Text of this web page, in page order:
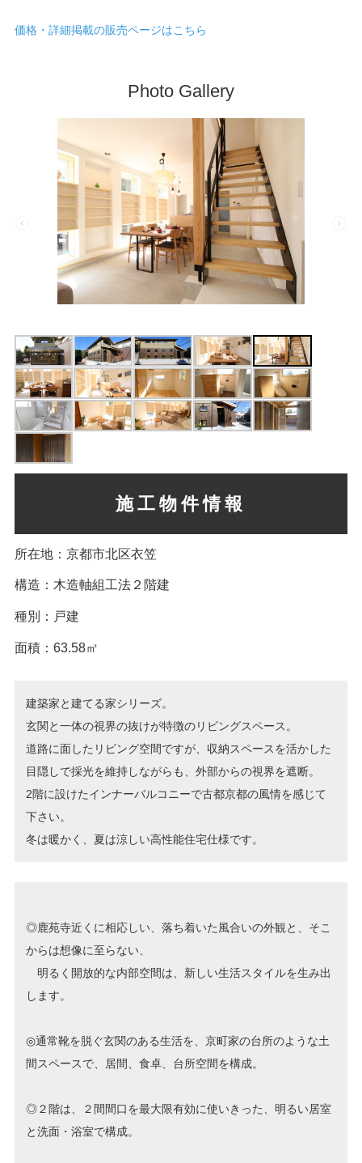
価格・詳細掲載の販売ページはこちら
Photo Gallery
施工物件情報
所在地：京都市北区衣笠
構造：木造軸組工法２階建
種別：戸建
面積：63.58㎡
建築家と建てる家シリーズ。
玄関と一体の視界の抜けが特徴のリビングスペース。
道路に面したリビング空間ですが、収納スペースを活かした
目隠しで採光を維持しながらも、外部からの視界を遮断。
2階に設けたインナーバルコニーで古都京都の風情を感じて
下さい。
冬は暖かく、夏は涼しい高性能住宅仕様です。
◎鹿苑寺近くに相応しい、落ち着いた風合いの外観と、そこ
からは想像に至らない、
明るく開放的な内部空間は、新しい生活スタイルを生み出
します。
◎通常靴を脱ぐ玄関のある生活を、京町家の台所のような土
間スペースで、居間、食卓、台所空間を構成。
◎２階は、２間間口を最大限有効に使いきった、明るい居室
と洗面・浴室で構成。